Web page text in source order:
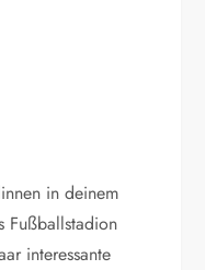
in deinem
Fußballstadion
interessante